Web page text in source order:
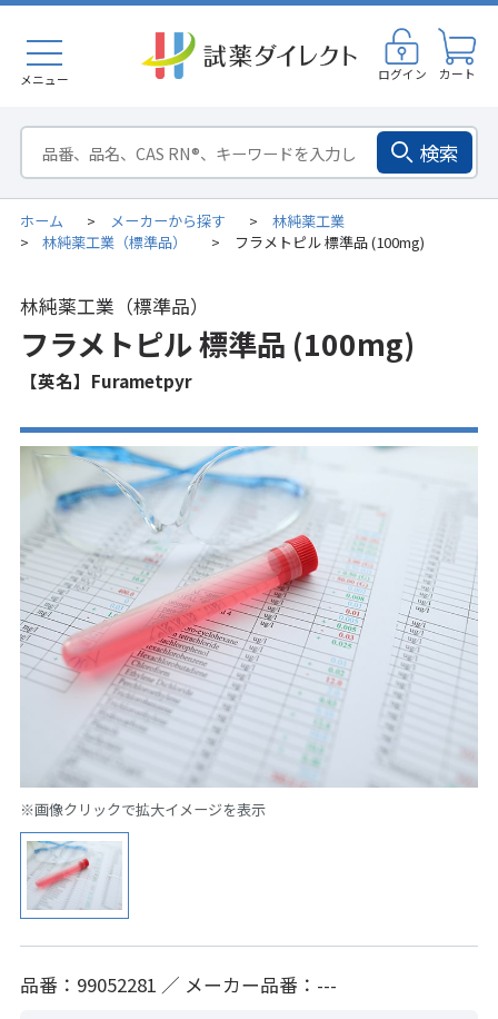
メニュー ログイン カート
検索
ホーム > メーカーから探す > 林純薬工業
> 林純薬工業（標準品） > フラメトピル 標準品 (100mg)
林純薬工業（標準品）
フラメトピル 標準品 (100mg)
【英名】Furametpyr
※画像クリックで拡大イメージを表示
品番：99052281 ／ メーカー品番：---